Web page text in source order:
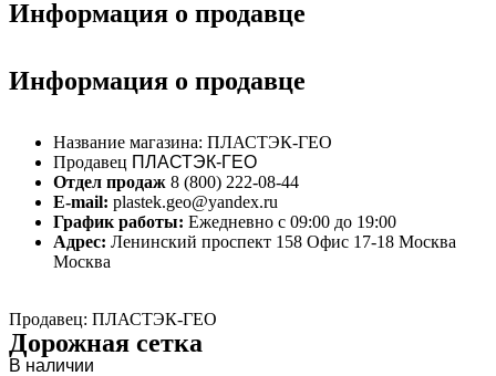
Информация о продавце
Информация о продавце
Название магазина: ПЛАСТЭК-ГЕО
Продавец ПЛАСТЭК-ГЕО
Отдел продаж 8 (800) 222-08-44
E-mail: plastek.geo@yandex.ru
График работы: Ежедневно с 09:00 до 19:00
Адрес: Ленинский проспект 158 Офис 17-18 Москва
Москва
Продавец: ПЛАСТЭК-ГЕО
Дорожная сетка
В наличии